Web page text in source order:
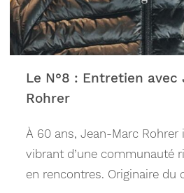
Le N°8 : Entretien avec
Rohrer
À 60 ans, Jean-Marc Rohrer
vibrant d’une communauté
en rencontres. Originaire du